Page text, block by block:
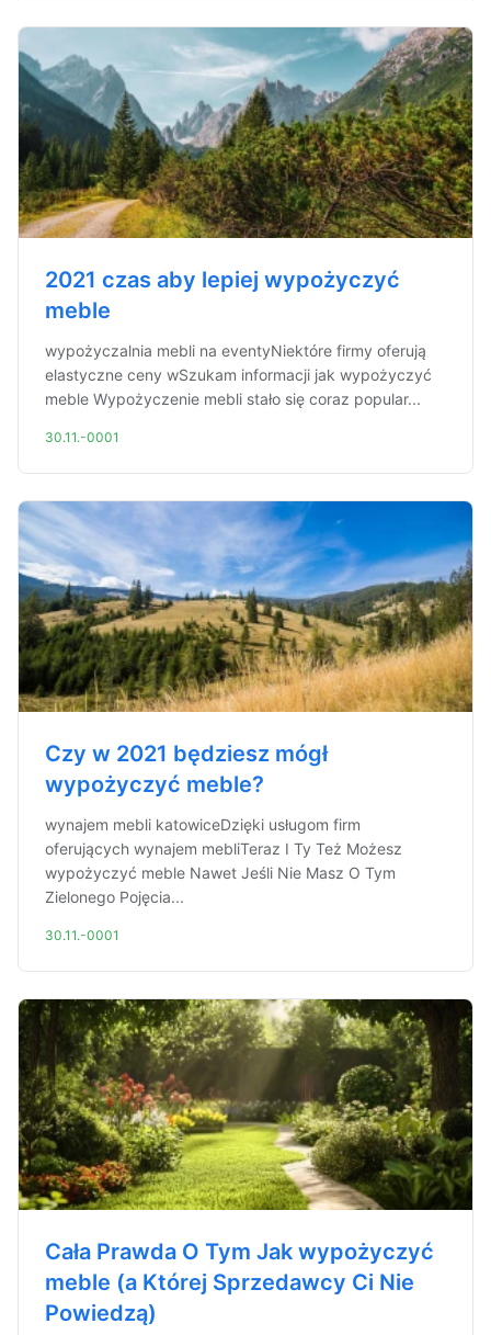
2021 czas aby lepiej wypożyczyć
meble
wypożyczalnia mebli na eventyNiektóre firmy oferują
elastyczne ceny wSzukam informacji jak wypożyczyć
meble Wypożyczenie mebli stało się coraz popular...
30.11.-0001
Czy w 2021 będziesz mógł
wypożyczyć meble?
wynajem mebli katowiceDzięki usługom firm
oferujących wynajem mebliTeraz I Ty Też Możesz
wypożyczyć meble Nawet Jeśli Nie Masz O Tym
Zielonego Pojęcia...
30.11.-0001
Cała Prawda O Tym Jak wypożyczyć
meble (a Której Sprzedawcy Ci Nie
Powiedzą)